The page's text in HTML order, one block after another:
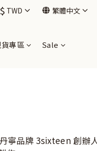
$ TWD 繁體中文
專區 Sale
寧品牌 3sixteen 創辦